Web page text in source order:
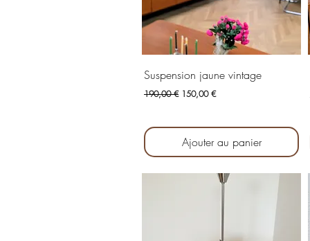
Aperçu rapide
Suspension jaune vintage
Prix original
190,00 € Prix promotionnel
150,00 €
Ajouter au panier